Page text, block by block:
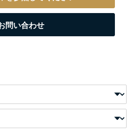
問い合わせ